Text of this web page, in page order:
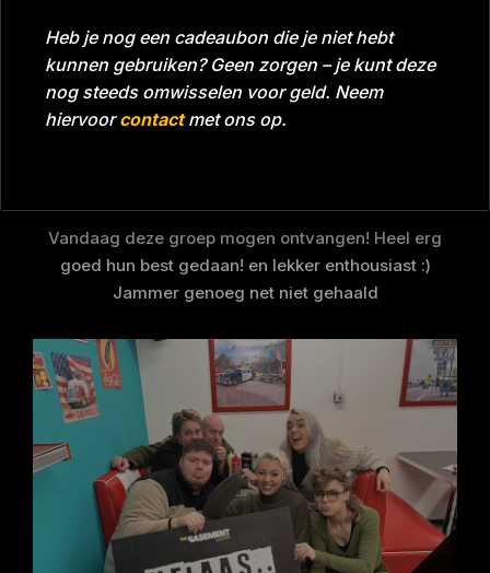
Heb je nog een cadeaubon die je niet hebt
kunnen gebruiken? Geen zorgen – je kunt deze
nog steeds omwisselen voor geld. Neem
hiervoorcontactmet ons op.
Tijd Bijna gehaald Datum 27-01-2024
Room Grill With A Thrill
Vandaag deze groep mogen ontvangen! Heel erg
goed hun best gedaan! en lekker enthousiast :)
Jammer genoeg net niet gehaald